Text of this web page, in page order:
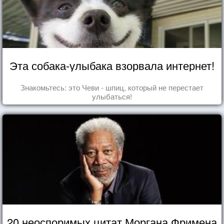
Эта собака-улыбака взорвала интернет!
Знакомьтесь: это Чеви - шпиц, который не перестает
улыбаться!